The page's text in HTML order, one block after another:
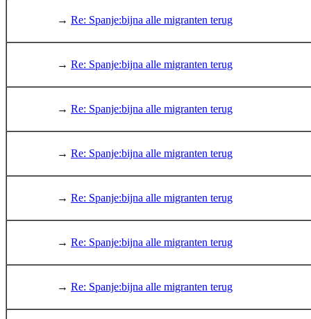
→ Re: Spanje:bijna alle migranten terug
→ Re: Spanje:bijna alle migranten terug
→ Re: Spanje:bijna alle migranten terug
→ Re: Spanje:bijna alle migranten terug
→ Re: Spanje:bijna alle migranten terug
→ Re: Spanje:bijna alle migranten terug
→ Re: Spanje:bijna alle migranten terug